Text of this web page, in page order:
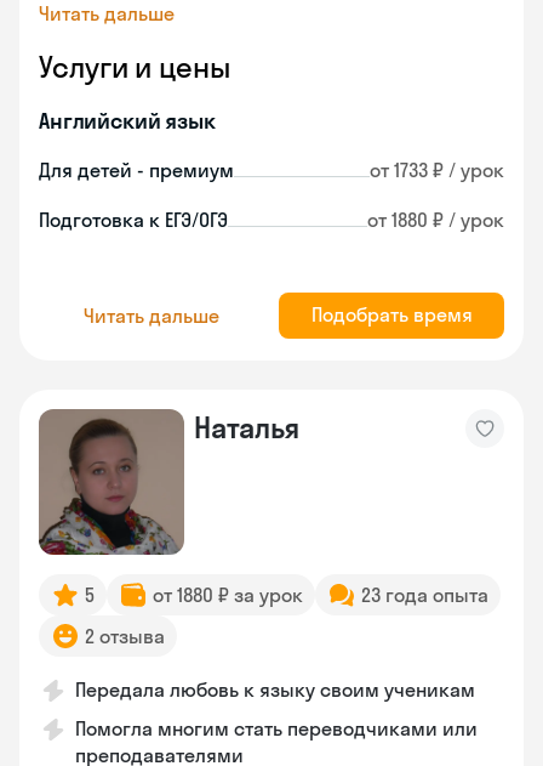
Читать дальше
Услуги и цены
Английский язык
Для детей - премиум от 1733 ₽ / урок
Подготовка к ЕГЭ/ОГЭ от 1880 ₽ / урок
Читать дальше Подобрать время
Наталья
5 от 1880 ₽ за урок
23 года опыта
2 отзыва
Передала любовь к языку своим ученикам
Помогла многим стать переводчиками или
преподавателями